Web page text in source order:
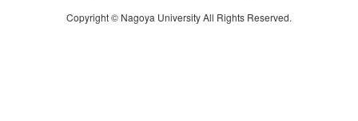
Copyright © Nagoya University All Rights Reserved.